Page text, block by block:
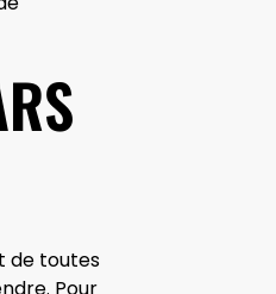
de toutes